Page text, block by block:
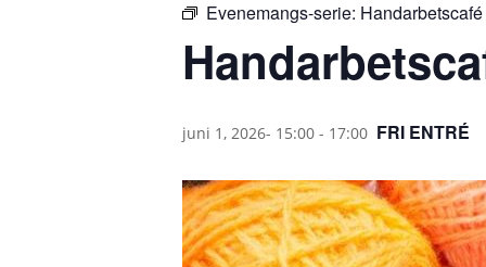
Evenemangs-serie: Handarbetscafé
juni 1, 2026- 15:00 - 17:00 FRI ENTRÉ